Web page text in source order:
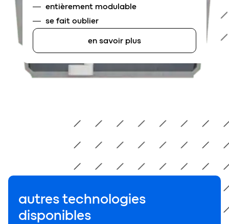
entièrement modulable
se fait oublier
en savoir plus
autres technologies
disponibles